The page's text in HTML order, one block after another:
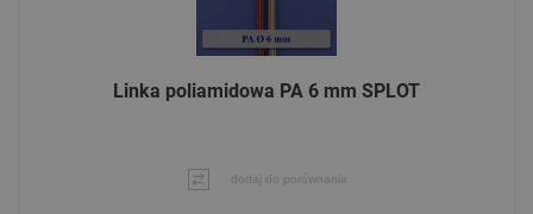
Linka poliamidowa PA 6 mm SPLOT
dodaj do porównania